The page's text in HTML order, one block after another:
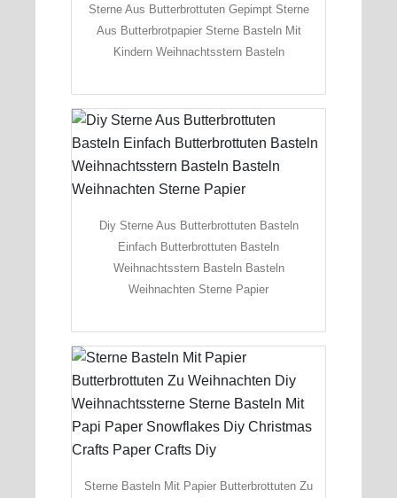
Sterne Aus Butterbrottuten Gepimpt Sterne
Aus Butterbrotpapier Sterne Basteln Mit
Kindern Weihnachtsstern Basteln
Diy Sterne Aus Butterbrottuten Basteln
Einfach Butterbrottuten Basteln
Weihnachtsstern Basteln Basteln
Weihnachten Sterne Papier
Sterne Basteln Mit Papier Butterbrottuten Zu